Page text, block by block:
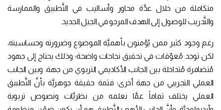
متكاملة من خلال عدَّة محاور وأساليب في التَّطبيق والممارسة
والتَّدريب للوصول إلى الهدف المرجو في الجيل الجديد.
رغم وجود كثير ممن يُؤمنون بأهميَّة الموضوع وضرورته وحساسيته،
لكن توجد مُعوّقات في تحقيق نجاحات واضحة؛ وذلك يحتاج إلى جهود
مُتضافرة مُتداخلة بين الجانب الأكاديمي التربوي من جهة، وبين الجانب
العملي التجريبي من جهة أخرى؛ فثمة حقيقة جوهريَّة بأنَّ التَّطبيق
العملي يختلف تماماً عمَّا نعلمه من نظريَّات ونصوص تربوية